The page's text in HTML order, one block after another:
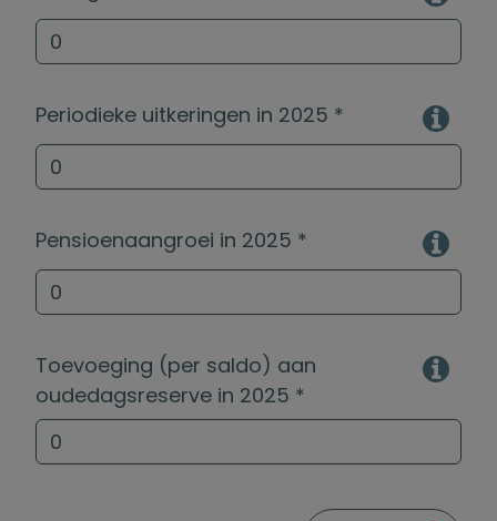
Periodieke uitkeringen in 2025 *
Pensioenaangroei in 2025 *
Toevoeging (per saldo) aan
oudedagsreserve in 2025 *